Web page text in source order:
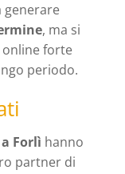
generare
, ma si
forte
periodo.
Forlì hanno
partner di